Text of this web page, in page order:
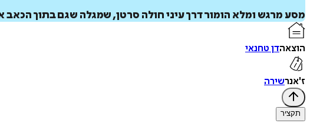
מסע מרגש ומלא הומור דרך עיני חולה סרטן, שמגלה שגם בתוך
הוצאהדן טחנאי
ז'אנרשירה
תקציר